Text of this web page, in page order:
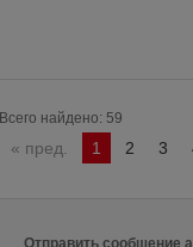
Всего найдено: 59
« пред. 1 2 3
Отправить сообщение